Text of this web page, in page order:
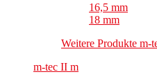
16,5 mm
18 mm
Weitere Produkte m-
m-tec II m